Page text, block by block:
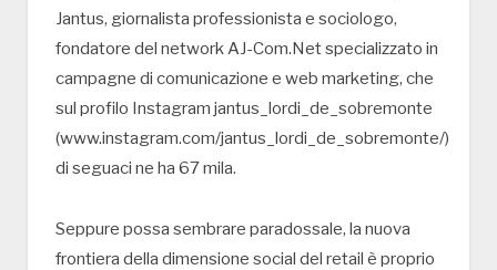
Jantus, giornalista professionista e sociologo,
fondatore del network AJ-Com.Net specializzato in
campagne di comunicazione e web marketing, che
sul profilo Instagram jantus_lordi_de_sobremonte
(www.instagram.com/jantus_lordi_de_sobremonte/)
di seguaci ne ha 67 mila.
Seppure possa sembrare paradossale, la nuova
frontiera della dimensione social del retail è proprio